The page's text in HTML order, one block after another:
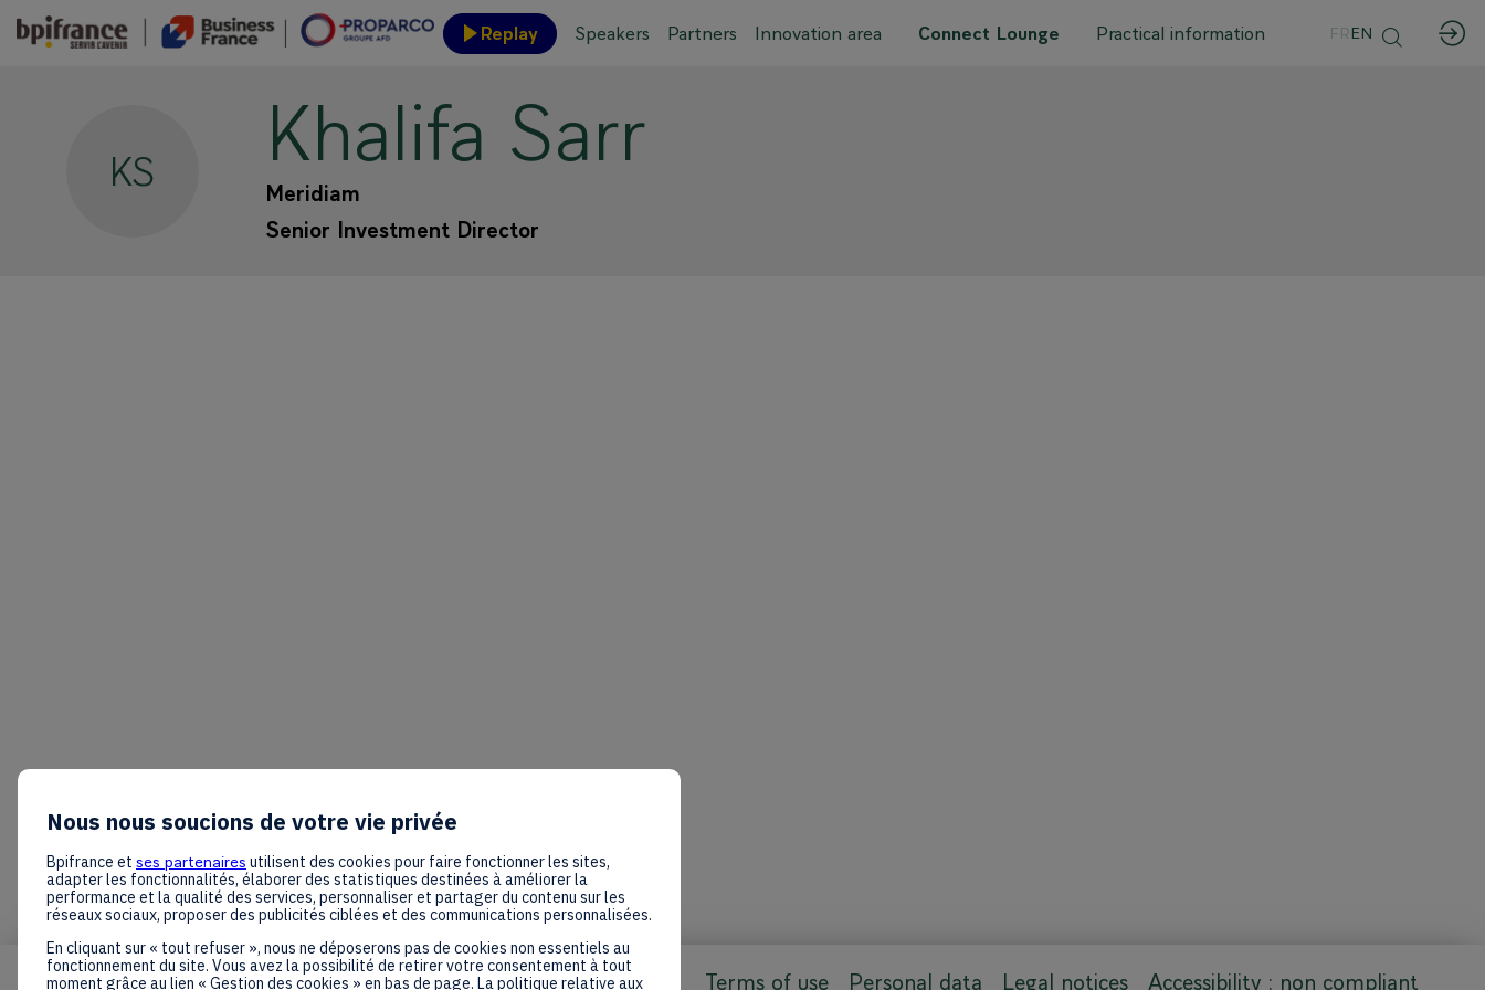
Replay Speakers Partners Innovation area Connect Lounge Practical information
Event site map
FREN
KS Khalifa Sarr
Meridiam
Senior Investment Director
Terms of use Personal data Legal notices Accessibility : non compliant
Nous nous soucions de votre vie privée
Bpifrance et ses partenaires utilisent des cookies pour faire fonctionner les sites,
adapter les fonctionnalités, élaborer des statistiques destinées à améliorer la
performance et la qualité des services, personnaliser et partager du contenu sur les
réseaux sociaux, proposer des publicités ciblées et des communications personnalisées.
En cliquant sur « tout refuser », nous ne déposerons pas de cookies non essentiels au
fonctionnement du site. Vous avez la possibilité de retirer votre consentement à tout
moment grâce au lien « Gestion des cookies » en bas de page. La politique relative aux